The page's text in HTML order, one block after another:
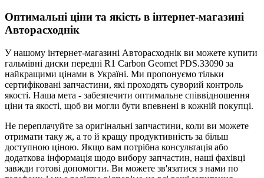
Оптимальні ціни та якість в інтернет-магазині
Авторасходнік
У нашому інтернет-магазині Авторасходнік ви можете купити
гальмівні диски передні R1 Carbon Geomet PDS.33090 за
найкращими цінами в Україні. Ми пропонуємо тільки
сертифіковані запчастини, які проходять суворий контроль
якості. Наша мета - забезпечити оптимальне співвідношення
ціни та якості, щоб ви могли бути впевнені в кожній покупці.
Не переплачуйте за оригінальні запчастини, коли ви можете
отримати таку ж, а то й кращу продуктивність за більш
доступною ціною. Якщо вам потрібна консультація або
додаткова інформація щодо вибору запчастин, наші фахівці
завжди готові допомогти. Ви можете зв'язатися з нами по